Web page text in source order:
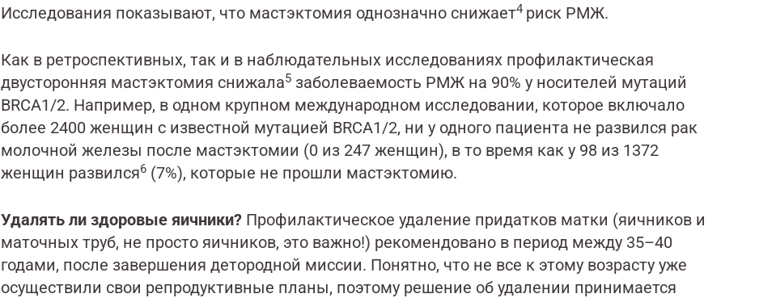
Исследования показывают, что мастэктомия однозначно снижает4 риск РМЖ.
Как в ретроспективных, так и в наблюдательных исследованиях профилактическая
двусторонняя мастэктомия снижала5 заболеваемость РМЖ на 90% у носителей мутаций
BRCA1/2. Например, в одном крупном международном исследовании, которое включало
более 2400 женщин с известной мутацией BRCA1/2, ни у одного пациента не развился рак
молочной железы после мастэктомии (0 из 247 женщин), в то время как у 98 из 1372
женщин развился6 (7%), которые не прошли мастэктомию.
Удалять ли здоровые яичники? Профилактическое удаление придатков матки (яичников и
маточных труб, не просто яичников, это важно!) рекомендовано в период между 35–40
годами, после завершения детородной миссии. Понятно, что не все к этому возрасту уже
осуществили свои репродуктивные планы, поэтому решение об удалении принимается